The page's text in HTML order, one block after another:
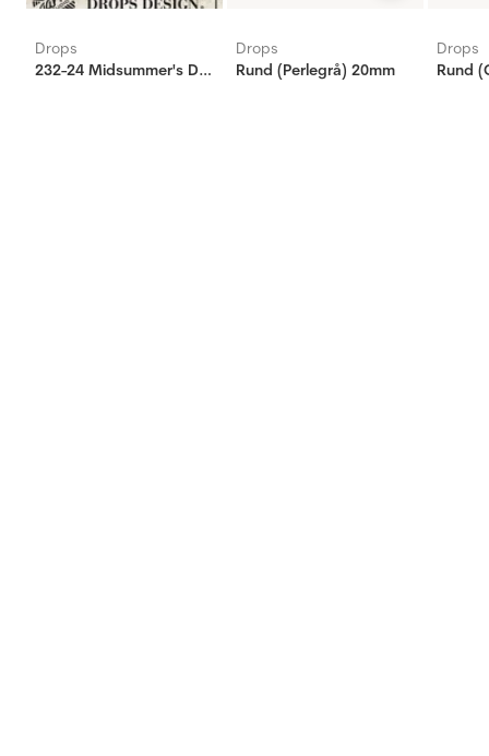
Drops
232-24 Midsummer's Day
Drops
Rund (Perlegrå) 20mm
Drops
Rund